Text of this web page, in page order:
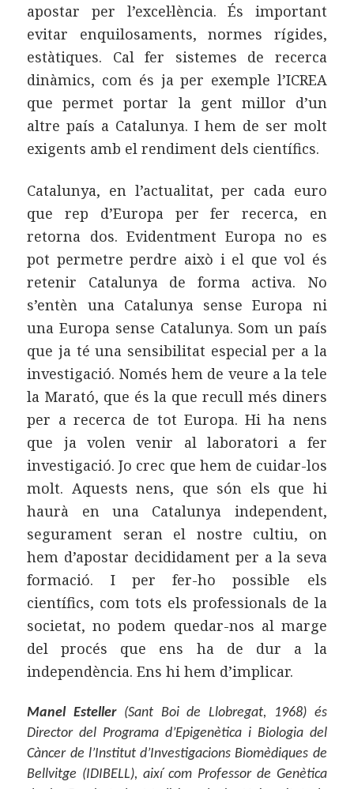
apostar per l’excel·lència. És important
evitar enquilosaments, normes rígides,
estàtiques. Cal fer sistemes de recerca
dinàmics, com és ja per exemple l’ICREA
que permet portar la gent millor d’un
altre país a Catalunya. I hem de ser molt
exigents amb el rendiment dels científics.
Catalunya, en l’actualitat, per cada euro
que rep d’Europa per fer recerca, en
retorna dos. Evidentment Europa no es
pot permetre perdre això i el que vol és
retenir Catalunya de forma activa. No
s’entèn una Catalunya sense Europa ni
una Europa sense Catalunya. Som un país
que ja té una sensibilitat especial per a la
investigació. Només hem de veure a la tele
la Marató, que és la que recull més diners
per a recerca de tot Europa. Hi ha nens
que ja volen venir al laboratori a fer
investigació. Jo crec que hem de cuidar-los
molt. Aquests nens, que són els que hi
haurà en una Catalunya independent,
segurament seran el nostre cultiu, on
hem d’apostar decididament per a la seva
formació. I per fer-ho possible els
científics, com tots els professionals de la
societat, no podem quedar-nos al marge
del procés que ens ha de dur a la
independència. Ens hi hem d’implicar.
Manel Esteller (Sant Boi de Llobregat, 1968) és
Director del Programa d’Epigenètica i Biologia del
Càncer de l’Institut d’Investigacions Biomèdiques de
Bellvitge (IDIBELL), així com Professor de Genètica